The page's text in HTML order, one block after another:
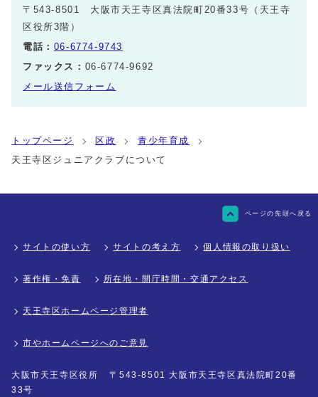
〒543-8501 大阪市天王寺区真法院町20番33号（天王寺
区役所3階）
電話： 06-6774-9743
ファックス： 06-6774-9692
メール送信フォーム
トップページ 区政
青少年育成
天王寺区ジュニアクラブについて
ページの先頭へ戻る
サイトの使い方 サイトの考え方 個人情報の取り扱い
著作権・免責 所在地・開庁時間・交通アクセス
天王寺区ホームページ管理者
市やホームページへのご意見
大阪市天王寺区役所
〒543-8501 大阪市天王寺区真法院町20番
33号